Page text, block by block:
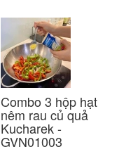
Combo 3 hộp hạt
nêm rau củ quả
Kucharek -
GVN01003